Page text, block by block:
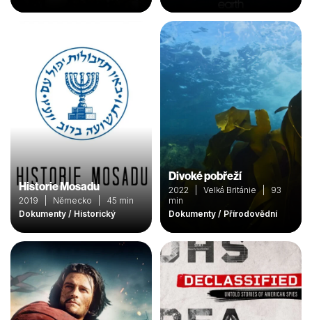
Historie Mosadu
2019 | Německo | 45 min
Dokumenty / Historický
Divoké pobřeží
2022 | Velká Británie | 93
min
Dokumenty / Přírodovědní